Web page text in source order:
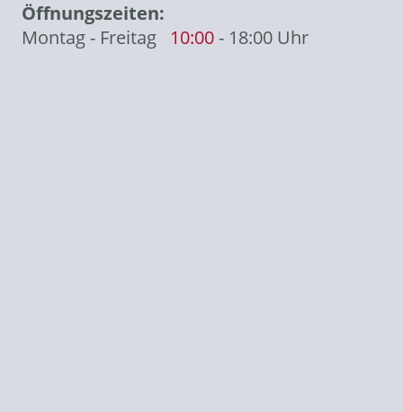
Öffnungszeiten:
Montag - Freitag 10:00- 18:00 Uhr